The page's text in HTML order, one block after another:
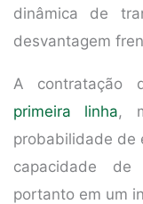
dinâmica de
desvantagem
A contratação
primeira linha,
probabilidade de
capacidade
portanto em um